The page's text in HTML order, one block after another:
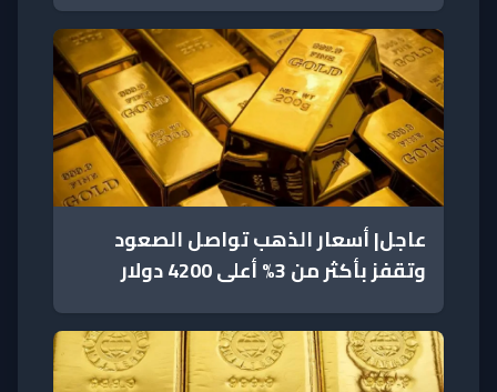
عاجل| أسعار الذهب تواصل الصعود
وتقفز بأكثر من 3% أعلى 4200 دولار